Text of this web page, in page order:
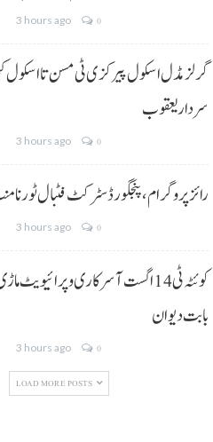
3 hours ago 0
گرلز مڈل اسکول پیرکزی ٹی مسن تا اسکول
سردار یعقوب
3 hours ago 0
رائز پروگرام، پنجگور ڈسٹرکٹ فٹبال
3 hours ago 0
کوئٹہ ٹی 14 اگست آ سرکاری و
بابت دیوان
3 hours ago 0
LOAD MORE POSTS